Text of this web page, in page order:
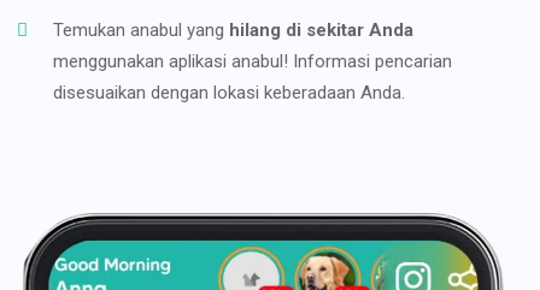
Temukan anabul yang hilang di sekitar Anda
menggunakan aplikasi anabul! Informasi pencarian
disesuaikan dengan lokasi keberadaan Anda.